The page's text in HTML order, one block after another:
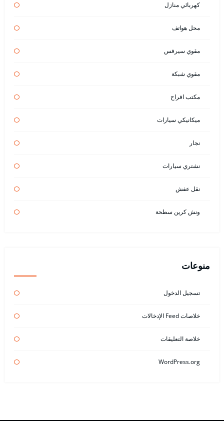
كهربائي منازل
محل هواتف
مقوي سيرفس
مقوي شبكة
مكتب افراح
ميكانيكي سيارات
نجار
نشتري سيارات
نقل عفش
ونش كرين سطحة
منوعات
تسجيل الدخول
خلاصات Feed الإدخالات
خلاصة التعليقات
WordPress.org